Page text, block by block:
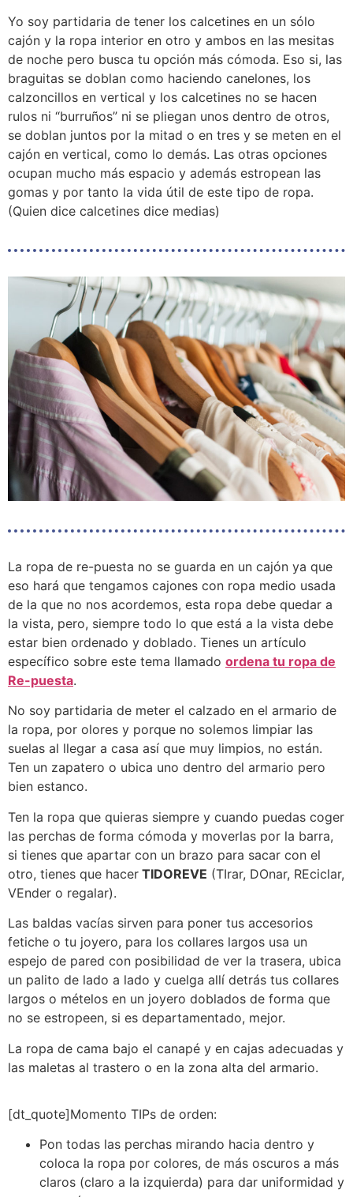
Yo soy partidaria de tener los calcetines en un sólo
cajón y la ropa interior en otro y ambos en las mesitas
de noche pero busca tu opción más cómoda. Eso si, las
braguitas se doblan como haciendo canelones, los
calzoncillos en vertical y los calcetines no se hacen
rulos ni “burruños” ni se pliegan unos dentro de otros,
se doblan juntos por la mitad o en tres y se meten en el
cajón en vertical, como lo demás. Las otras opciones
ocupan mucho más espacio y además estropean las
gomas y por tanto la vida útil de este tipo de ropa.
(Quien dice calcetines dice medias)
La ropa de re-puesta no se guarda en un cajón ya que
eso hará que tengamos cajones con ropa medio usada
de la que no nos acordemos, esta ropa debe quedar a
la vista, pero, siempre todo lo que está a la vista debe
estar bien ordenado y doblado. Tienes un artículo
específico sobre este tema llamado ordena tu ropa de
Re-puesta.
No soy partidaria de meter el calzado en el armario de
la ropa, por olores y porque no solemos limpiar las
suelas al llegar a casa así que muy limpios, no están.
Ten un zapatero o ubica uno dentro del armario pero
bien estanco.
Ten la ropa que quieras siempre y cuando puedas coger
las perchas de forma cómoda y moverlas por la barra,
si tienes que apartar con un brazo para sacar con el
otro, tienes que hacer TIDOREVE (TIrar, DOnar, REciclar,
VEnder o regalar).
Las baldas vacías sirven para poner tus accesorios
fetiche o tu joyero, para los collares largos usa un
espejo de pared con posibilidad de ver la trasera, ubica
un palito de lado a lado y cuelga allí detrás tus collares
largos o mételos en un joyero doblados de forma que
no se estropeen, si es departamentado, mejor.
La ropa de cama bajo el canapé y en cajas adecuadas y
las maletas al trastero o en la zona alta del armario.
[dt_quote]Momento TIPs de orden:
Pon todas las perchas mirando hacia dentro y
coloca la ropa por colores, de más oscuros a más
claros (claro a la izquierda) para dar uniformidad y